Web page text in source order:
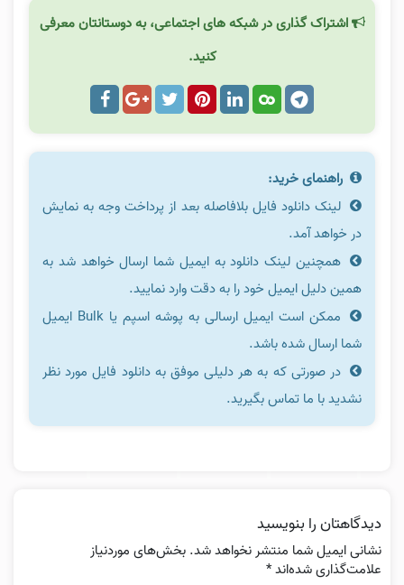
اشتراک گذاری در شبکه های اجتماعی، به دوستانتان معرفی
کنید.
راهنمای خرید:
لینک دانلود فایل بلافاصله بعد از پرداخت وجه به نمایش
در خواهد آمد.
همچنین لینک دانلود به ایمیل شما ارسال خواهد شد به
همین دلیل ایمیل خود را به دقت وارد نمایید.
ممکن است ایمیل ارسالی به پوشه اسپم یا Bulk ایمیل
شما ارسال شده باشد.
در صورتی که به هر دلیلی موفق به دانلود فایل مورد نظر
نشدید با ما تماس بگیرید.
دیدگاهتان را بنویسید
نشانی ایمیل شما منتشر نخواهد شد. بخش‌های موردنیاز
علامت‌گذاری شده‌اند*